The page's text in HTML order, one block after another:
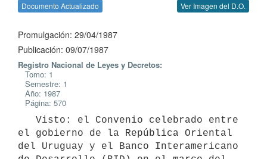
Documento Actualizado Ver Imagen del D.O.
Promulgación: 29/04/1987
Publicación: 09/07/1987
Registro Nacional de Leyes y Decretos:
Tomo: 1
Semestre: 1
Año: 1987
Página: 570
el gobierno de la República Oriental
del Uruguay y el Banco Interamericano